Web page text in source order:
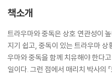
책소개
트라우마와 중독은 상호 연관성이
지기 쉽고, 중독이 있는 트라우마
우마와 중독을 함께 치유해야 한다
일이다. 그런 점에서 매리치 박사의